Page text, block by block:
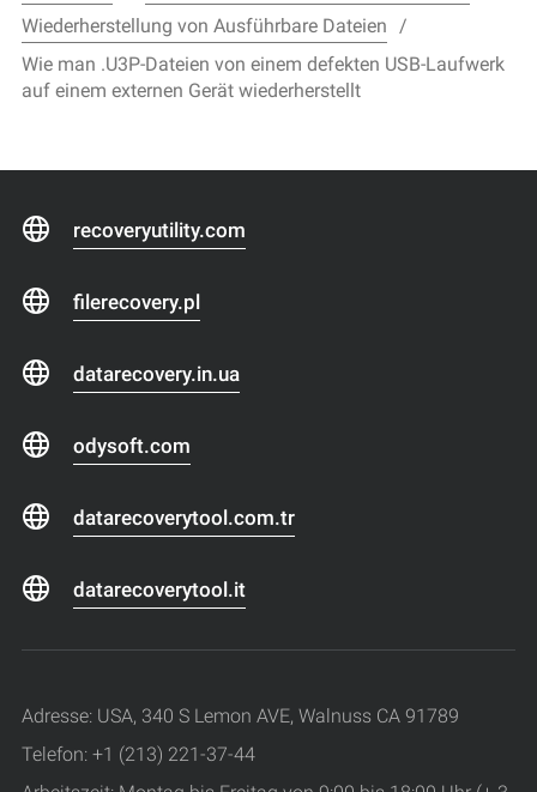
Wiederherstellung von Ausführbare Dateien
Wie man .U3P-Dateien von einem defekten USB-Laufwerk
auf einem externen Gerät wiederherstellt
recoveryutility.com
filerecovery.pl
datarecovery.in.ua
odysoft.com
datarecoverytool.com.tr
datarecoverytool.it
Adresse: USA, 340 S Lemon AVE, Walnuss CA 91789
Telefon: +1 (213) 221-37-44